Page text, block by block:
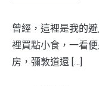
曾經，這裡是我的
裡買點小食，一看
房，彌敦道還 […]